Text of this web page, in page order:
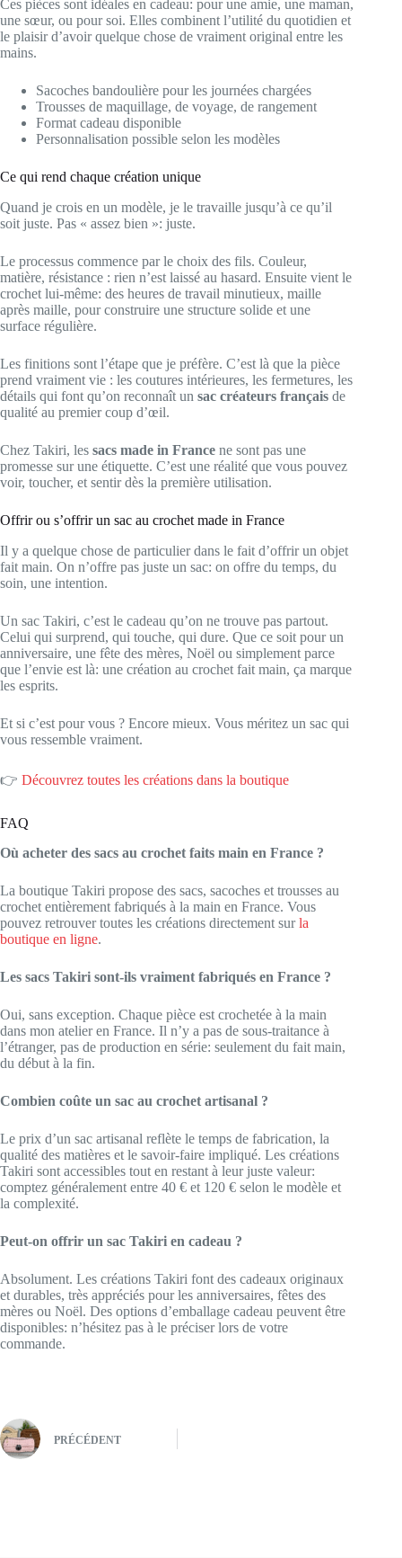
Ces pièces sont idéales en cadeau: pour une amie, une maman,
une sœur, ou pour soi. Elles combinent l’utilité du quotidien et
le plaisir d’avoir quelque chose de vraiment original entre les
mains.
Sacoches bandoulière pour les journées chargées
Trousses de maquillage, de voyage, de rangement
Format cadeau disponible
Personnalisation possible selon les modèles
Ce qui rend chaque création unique
Quand je crois en un modèle, je le travaille jusqu’à ce qu’il
soit juste. Pas « assez bien »: juste.
Le processus commence par le choix des fils. Couleur,
matière, résistance : rien n’est laissé au hasard. Ensuite vient le
crochet lui-même: des heures de travail minutieux, maille
après maille, pour construire une structure solide et une
surface régulière.
Les finitions sont l’étape que je préfère. C’est là que la pièce
prend vraiment vie : les coutures intérieures, les fermetures, les
détails qui font qu’on reconnaît un sac créateurs français de
qualité au premier coup d’œil.
Chez Takiri, les sacs made in France ne sont pas une
promesse sur une étiquette. C’est une réalité que vous pouvez
voir, toucher, et sentir dès la première utilisation.
Offrir ou s’offrir un sac au crochet made in France
Il y a quelque chose de particulier dans le fait d’offrir un objet
fait main. On n’offre pas juste un sac: on offre du temps, du
soin, une intention.
Un sac Takiri, c’est le cadeau qu’on ne trouve pas partout.
Celui qui surprend, qui touche, qui dure. Que ce soit pour un
anniversaire, une fête des mères, Noël ou simplement parce
que l’envie est là: une création au crochet fait main, ça marque
les esprits.
Et si c’est pour vous ? Encore mieux. Vous méritez un sac qui
vous ressemble vraiment.
👉 Découvrez toutes les créations dans la boutique
FAQ
Où acheter des sacs au crochet faits main en France ?
La boutique Takiri propose des sacs, sacoches et trousses au
crochet entièrement fabriqués à la main en France. Vous
pouvez retrouver toutes les créations directement surla
boutique en ligne.
Les sacs Takiri sont-ils vraiment fabriqués en France ?
Oui, sans exception. Chaque pièce est crochetée à la main
dans mon atelier en France. Il n’y a pas de sous-traitance à
l’étranger, pas de production en série: seulement du fait main,
du début à la fin.
Combien coûte un sac au crochet artisanal ?
Le prix d’un sac artisanal reflète le temps de fabrication, la
qualité des matières et le savoir-faire impliqué. Les créations
Takiri sont accessibles tout en restant à leur juste valeur:
comptez généralement entre 40 € et 120 € selon le modèle et
la complexité.
Peut-on offrir un sac Takiri en cadeau ?
Absolument. Les créations Takiri font des cadeaux originaux
et durables, très appréciés pour les anniversaires, fêtes des
mères ou Noël. Des options d’emballage cadeau peuvent être
disponibles: n’hésitez pas à le préciser lors de votre
commande.
PRÉCÉDENT